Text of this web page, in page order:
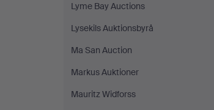
Lyme Bay Auctions
Lysekils Auktionsbyrå
Ma San Auction
Markus Auktioner
Mauritz Widforss